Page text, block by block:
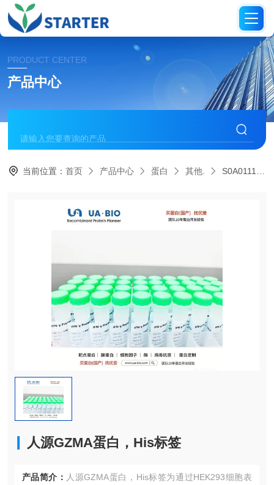
PRODUCT CENTER
产品中心
当前位置：首页 产品中心 蛋白 其他. S0A0111人源GZMA蛋白，His标签
人源GZMA蛋白，His标签
产品简介： 人源GZMA蛋白，His标签为通过HEK293细胞表